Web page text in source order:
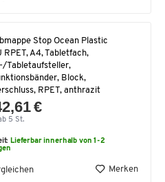
Stop Ocean Plastic
RPET, A4, Tabletfach,
Tabletaufsteller,
Block,
RPET, anthrazit
€
5 St.
Lieferbar innerhalb von 1-2
Merken